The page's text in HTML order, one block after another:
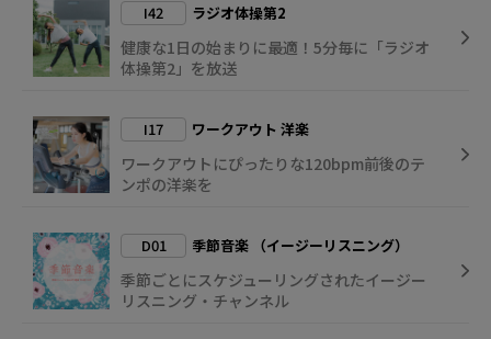
I42 ラジオ体操第2
健康な1日の始まりに最適！5分毎に「ラジオ
体操第2」を放送
I17 ワークアウト 洋楽
ワークアウトにぴったりな120bpm前後のテ
ンポの洋楽を
D01 季節音楽 （イージーリスニング）
季節ごとにスケジューリングされたイージー
リスニング・チャンネル